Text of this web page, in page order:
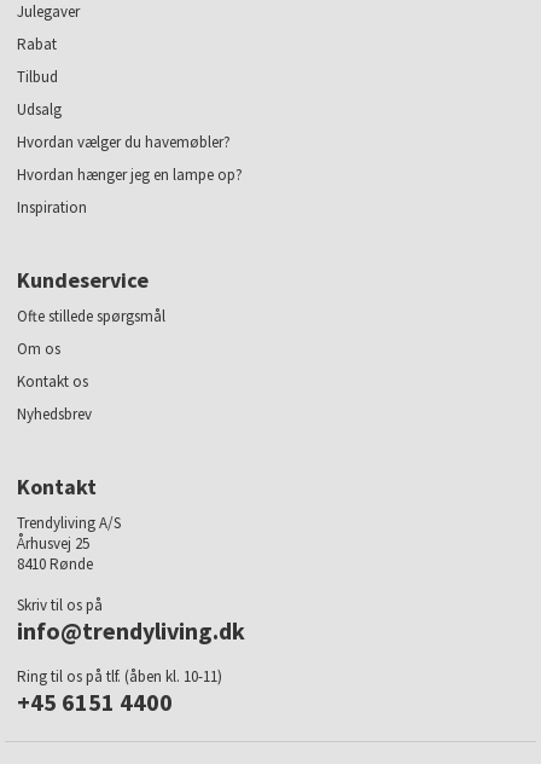
Julegaver
Rabat
Tilbud
Udsalg
Hvordan vælger du havemøbler?
Hvordan hænger jeg en lampe op?
Inspiration
Kundeservice
Ofte stillede spørgsmål
Om os
Kontakt os
Nyhedsbrev
Kontakt
Trendyliving A/S
Århusvej 25
8410 Rønde
Skriv til os på
info@trendyliving.dk
Ring til os på tlf. (åben kl. 10-11)
+45 6151 4400